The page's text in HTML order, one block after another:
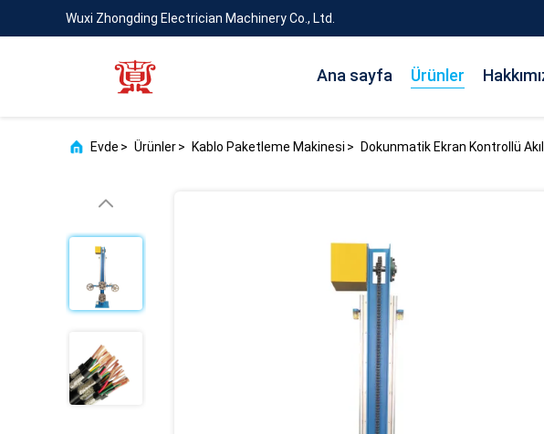
Wuxi Zhongding Electrician Machinery Co., Ltd.
Ana sayfa Ürünler
Evde > Ürünler> Kablo Paketleme Makinesi > Dokunmatik Ekran Kontrollü